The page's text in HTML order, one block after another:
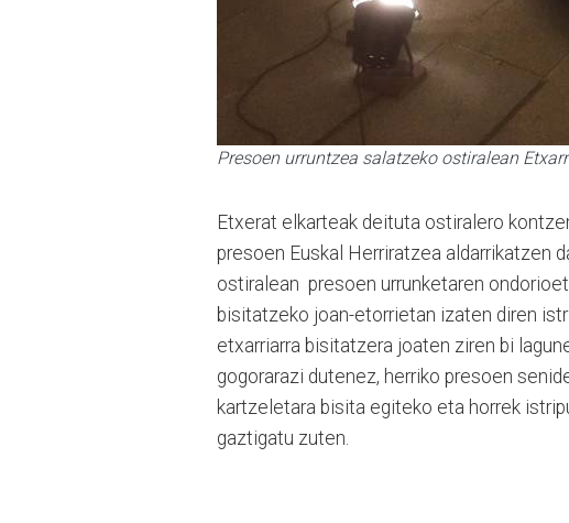
Presoen urruntzea salatzeko ostiralean
Etxerat elkarteak deituta ostiralero
presoen Euskal Herriratzea aldarrikatzen
ostiralean presoen urrunketaren
bisitatzeko joan-etorrietan izaten diren
etxarriarra bisitatzera joaten ziren bi
gogorarazi dutenez, herriko presoen
kartzeletara bisita egiteko eta horrek
gaztigatu zuten.